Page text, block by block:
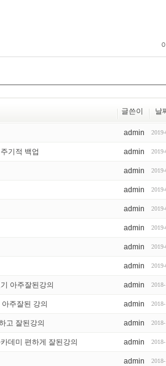
글쓴이 날
admin
기적 백업 admin
admin
admin
admin
admin
admin
admin
아주잘된강의 admin
주잘된 강의 admin
고 잘된강의 admin
데미 편하게 잘된강의 admin
admin